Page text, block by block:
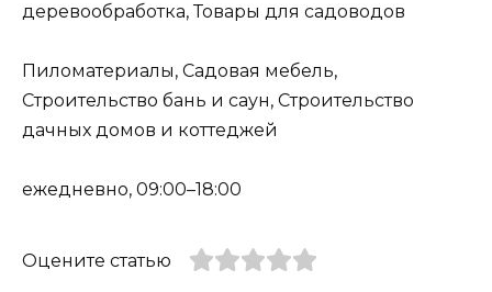
деревообработка, Товары для садоводов
Пиломатериалы, Садовая мебель,
Строительство бань и саун, Строительство
дачных домов и коттеджей
ежедневно, 09:00–18:00
Оцените статью